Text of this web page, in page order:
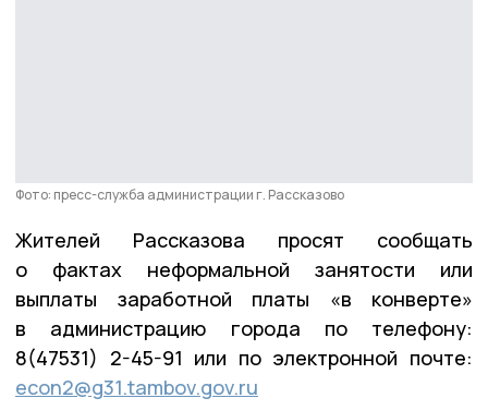
Фото: пресс-служба администрации г. Рассказово
Жителей Рассказова просят сообщать
о фактах неформальной занятости или
выплаты заработной платы «в конверте»
в администрацию города по телефону:
8(47531) 2-45-91 или по электронной почте:
econ2@g31.tambov.gov.ru